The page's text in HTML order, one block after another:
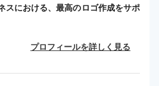
スにおける、最高のロゴ作成をサポ
プロフィールを詳しく見る